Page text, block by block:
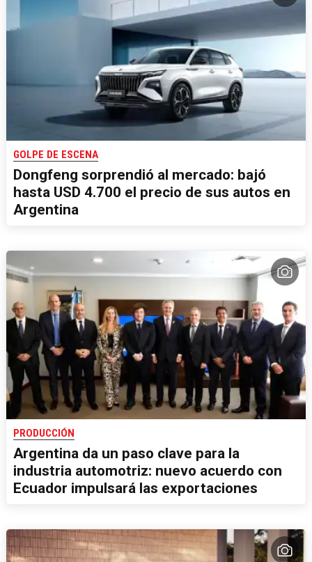
GOLPE DE ESCENA
Dongfeng sorprendió al mercado: bajó
hasta USD 4.700 el precio de sus autos en
Argentina
PRODUCCIÓN
Argentina da un paso clave para la
industria automotriz: nuevo acuerdo con
Ecuador impulsará las exportaciones